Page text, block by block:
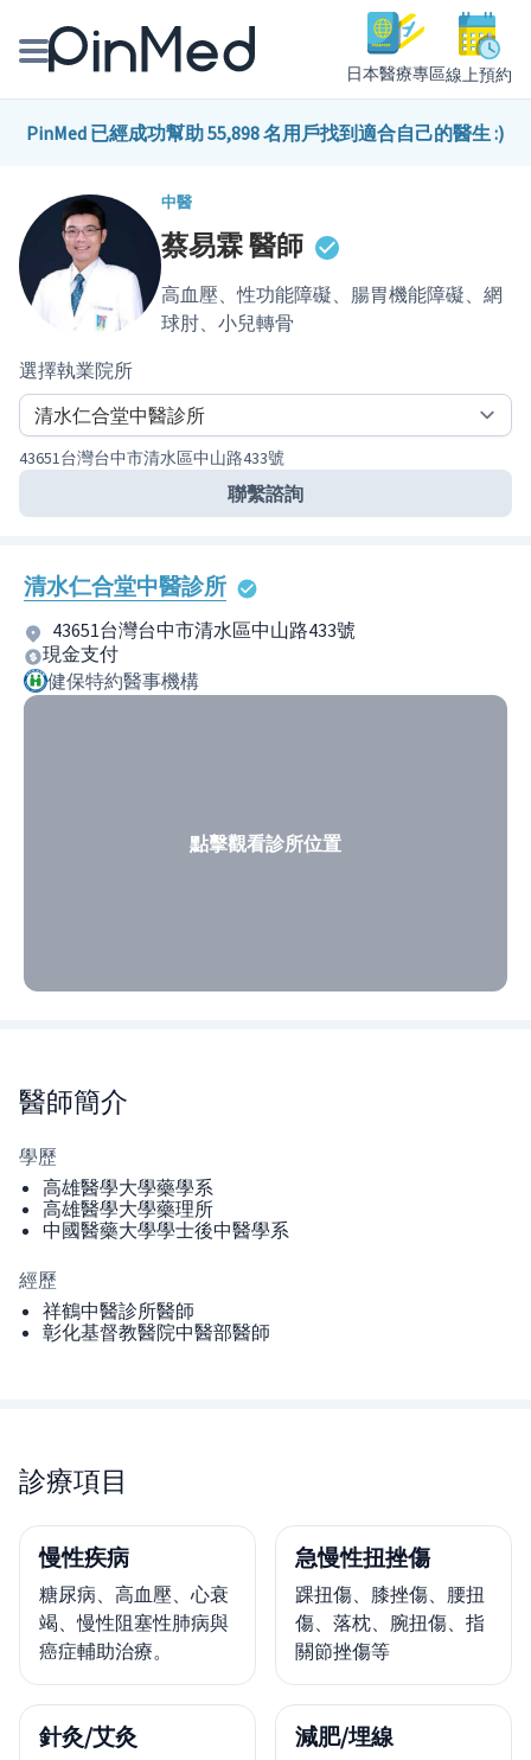
日本醫療專區線上預約
線上預約醫師、院所
醫師專欄專訪
健康主題館
我是醫療人員
PinMed 已經成功幫助 55,898 名用戶找到適合自己的醫生 :)
中醫
蔡易霖醫師
高血壓、性功能障礙、腸胃機能障礙、網
球肘、小兒轉骨
選擇執業院所
43651台灣台中市清水區中山路433號
聯繫諮詢
清水仁合堂中醫診所
43651台灣台中市清水區中山路433號
現金支付
健保特約醫事機構
點擊觀看診所位置
醫師簡介
學歷
高雄醫學大學藥學系
高雄醫學大學藥理所
中國醫藥大學學士後中醫學系
經歷
祥鶴中醫診所醫師
彰化基督教醫院中醫部醫師
診療項目
慢性疾病
糖尿病、高血壓、心衰
竭、慢性阻塞性肺病與
癌症輔助治療。
急慢性扭挫傷
踝扭傷、膝挫傷、腰扭
傷、落枕、腕扭傷、指
關節挫傷等
針灸/艾灸 減肥/埋線